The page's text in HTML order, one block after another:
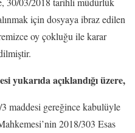
için dosyaya ibraz edilen
oy çokluğu ile karar
yukarıda açıklandığı üzere,
maddesi gereğince kabulüyle
2018/303 Esas